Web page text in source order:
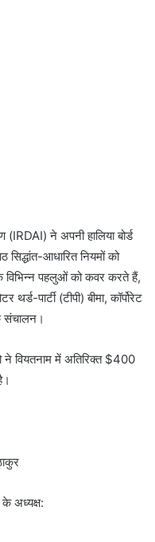
(IRDAI) ने अपनी हालिया बोर्ड
सिद्धांत-आधारित नियमों को
के विभिन्न पहलुओं को कवर करते हैं,
पार्टी (टीपी) बीमा, कॉर्पोरेट
संचालन।
ने वियतनाम में अतिरिक्त $400
अध्यक्ष: